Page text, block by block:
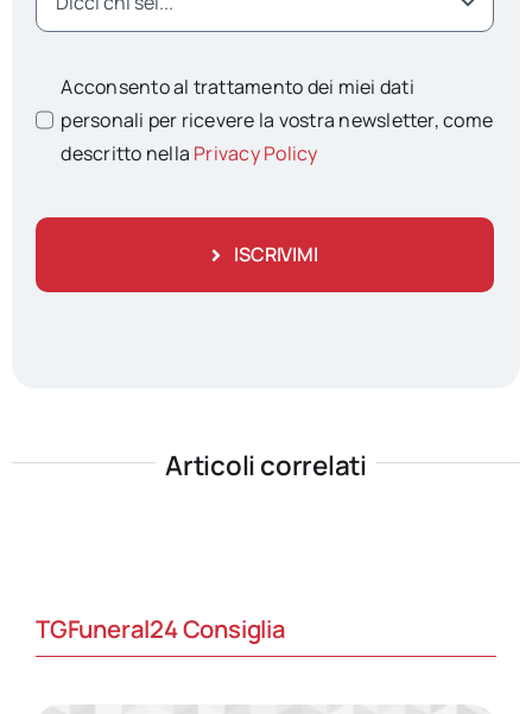
Acconsento al trattamento dei miei dati
personali per ricevere la vostra newsletter, come
descritto nella Privacy Policy
ISCRIVIMI
Articoli correlati
TGFuneral24 Consiglia